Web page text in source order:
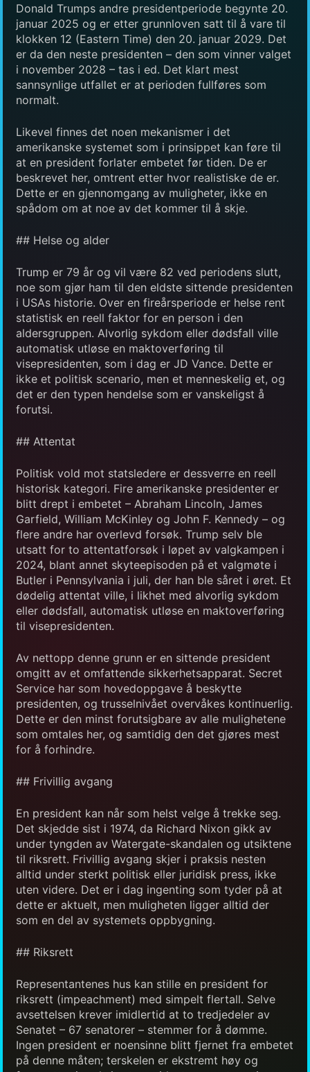
Donald Trumps andre presidentperiode begynte 20.
januar 2025 og er etter grunnloven satt til å vare til
klokken 12 (Eastern Time) den 20. januar 2029. Det
er da den neste presidenten – den som vinner valget
i november 2028 – tas i ed. Det klart mest
sannsynlige utfallet er at perioden fullføres som
normalt.
Likevel finnes det noen mekanismer i det
amerikanske systemet som i prinsippet kan føre til
at en president forlater embetet før tiden. De er
beskrevet her, omtrent etter hvor realistiske de er.
Dette er en gjennomgang av muligheter, ikke en
spådom om at noe av det kommer til å skje.
## Helse og alder
Trump er 79 år og vil være 82 ved periodens slutt,
noe som gjør ham til den eldste sittende presidenten
i USAs historie. Over en fireårsperiode er helse rent
statistisk en reell faktor for en person i den
aldersgruppen. Alvorlig sykdom eller dødsfall ville
automatisk utløse en maktoverføring til
visepresidenten, som i dag er JD Vance. Dette er
ikke et politisk scenario, men et menneskelig et, og
det er den typen hendelse som er vanskeligst å
forutsi.
## Attentat
Politisk vold mot statsledere er dessverre en reell
historisk kategori. Fire amerikanske presidenter er
blitt drept i embetet – Abraham Lincoln, James
Garfield, William McKinley og John F. Kennedy – og
flere andre har overlevd forsøk. Trump selv ble
utsatt for to attentatforsøk i løpet av valgkampen i
2024, blant annet skyteepisoden på et valgmøte i
Butler i Pennsylvania i juli, der han ble såret i øret. Et
dødelig attentat ville, i likhet med alvorlig sykdom
eller dødsfall, automatisk utløse en maktoverføring
til visepresidenten.
Av nettopp denne grunn er en sittende president
omgitt av et omfattende sikkerhetsapparat. Secret
Service har som hovedoppgave å beskytte
presidenten, og trusselnivået overvåkes kontinuerlig.
Dette er den minst forutsigbare av alle mulighetene
som omtales her, og samtidig den det gjøres mest
for å forhindre.
## Frivillig avgang
En president kan når som helst velge å trekke seg.
Det skjedde sist i 1974, da Richard Nixon gikk av
under tyngden av Watergate-skandalen og utsiktene
til riksrett. Frivillig avgang skjer i praksis nesten
alltid under sterkt politisk eller juridisk press, ikke
uten videre. Det er i dag ingenting som tyder på at
dette er aktuelt, men muligheten ligger alltid der
som en del av systemets oppbygning.
## Riksrett
Representantenes hus kan stille en president for
riksrett (impeachment) med simpelt flertall. Selve
avsettelsen krever imidlertid at to tredjedeler av
Senatet – 67 senatorer – stemmer for å dømme.
Ingen president er noensinne blitt fjernet fra embetet
på denne måten; terskelen er ekstremt høy og